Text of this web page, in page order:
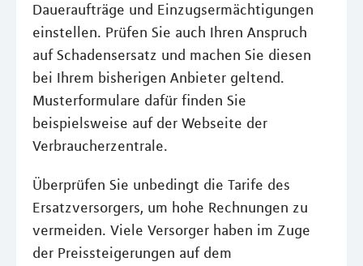
Daueraufträge und Einzugsermächtigungen
einstellen. Prüfen Sie auch Ihren Anspruch
auf Schadensersatz und machen Sie diesen
bei Ihrem bisherigen Anbieter geltend.
Musterformulare dafür finden Sie
beispielsweise auf der Webseite der
Verbraucherzentrale.
Überprüfen Sie unbedingt die Tarife des
Ersatzversorgers, um hohe Rechnungen zu
vermeiden. Viele Versorger haben im Zuge
der Preissteigerungen auf dem